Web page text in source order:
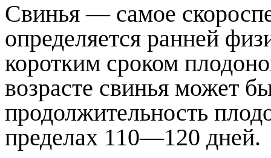
Свинья — самое
определяется ранней
коротким сроком
возрасте свинья может
продолжительность
пределах 110—120 дней.